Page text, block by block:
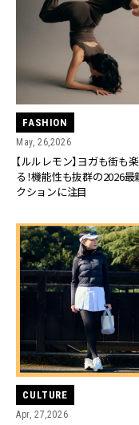
FASHION
May, 26,2026
【ルルレモン】ヨガも街も
る！機能性も抜群の2026最
クションに注目
CULTURE
Apr, 27,2026